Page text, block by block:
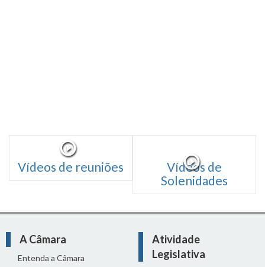
Vídeos de reuniões
Vídeos de
Solenidades
A Câmara
Entenda a Câmara
Atividade
Legislativa